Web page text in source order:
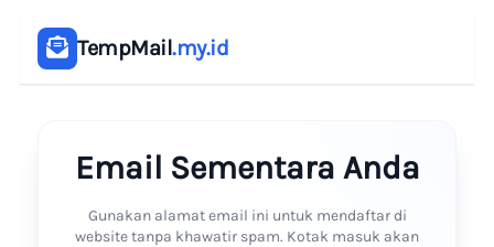
TempMail.my.id
Email Sementara Anda
Gunakan alamat email ini untuk mendaftar di
website tanpa khawatir spam. Kotak masuk akan